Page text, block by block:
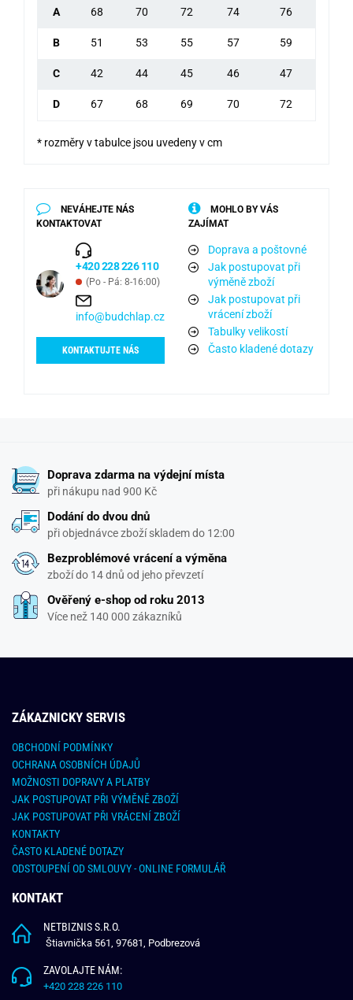
A 68 70 72 74 76
B 51 53 55 57 59
C 42 44 45 46 47
D 67 68 69 70 72
* rozměry v tabulce jsou uvedeny v cm
NEVÁHEJTE NÁS
KONTAKTOVAT
+420 228 226 110
(Po - Pá: 8-16:00)
info@budchlap.cz
KONTAKTUJTE NÁS
MOHLO BY VÁS
ZAJÍMAT
Doprava a poštovné
Jak postupovat při
výměně zboží
Jak postupovat při
vrácení zboží
Tabulky velikostí
Často kladené dotazy
Doprava zdarma na výdejní místa
při nákupu nad 900 Kč
Dodání do dvou dnů
při objednávce zboží skladem do 12:00
Bezproblémové vrácení a výměna
zboží do 14 dnů od jeho převzetí
Ověřený e-shop od roku 2013
Více než 140 000 zákazníků
ZÁKAZNICKY SERVIS
OBCHODNÍ PODMÍNKY
OCHRANA OSOBNÍCH ÚDAJŮ
MOŽNOSTI DOPRAVY A PLATBY
JAK POSTUPOVAT PŘI VÝMĚNĚ ZBOŽÍ
JAK POSTUPOVAT PŘI VRÁCENÍ ZBOŽÍ
KONTAKTY
ČASTO KLADENÉ DOTAZY
ODSTOUPENÍ OD SMLOUVY - ONLINE FORMULÁŘ
KONTAKT
NETBIZNIS S.R.O.
Štiavnička 561, 97681, Podbrezová
ZAVOLAJTE NÁM:
+420 228 226 110